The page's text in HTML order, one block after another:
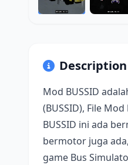
Description
Mod BUSSID
(BUSSID), File
BUSSID ini ada
bermotor juga
game Bus